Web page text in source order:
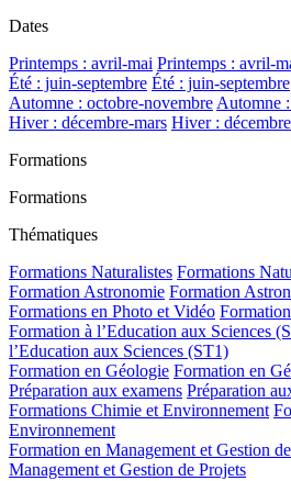
Dates
Printemps : avril-mai Printemps : avril-
Été : juin-septembre Été : juin-septembre
Automne : octobre-novembreAutomne
Hiver : décembre-mars Hiver :
Formations
Formations
Thématiques
Formations Naturalistes Formations
Formation Astronomie Formation
Formations en Photo et Vidéo
Formation à l’Education aux Sciences
l’Education aux Sciences (ST1)
Formation en Géologie Formation en
Préparation aux examens Préparation
Formations Chimie et Environnement
Environnement
Formation en Management et Gestion
Management et Gestion de Projets